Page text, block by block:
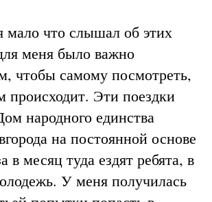
мало что слышал об этих
меня было важно
чтобы самому посмотреть,
происходит. Эти поездки
народного единства
на постоянной основе
в месяц туда ездят ребята, в
У меня получилась